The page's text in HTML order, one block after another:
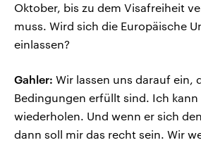
Oktober, bis zu dem Visafreiheit
muss. Wird sich die Europäische
einlassen?
Gahler: Wir lassen uns darauf ein,
Bedingungen erfüllt sind. Ich kann
wiederholen. Und wenn er sich
dann soll mir das recht sein. Wir